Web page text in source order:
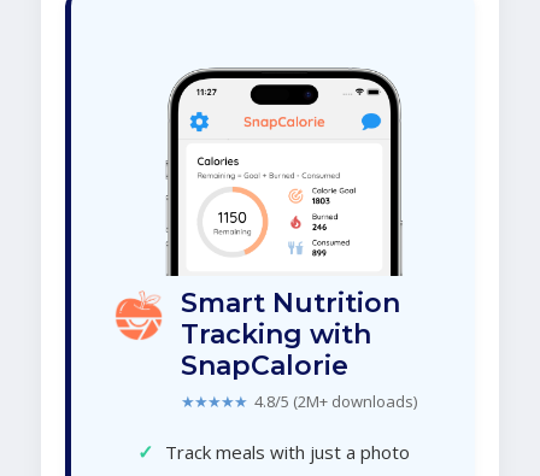
Smart Nutrition
Tracking with
SnapCalorie
★★★★★ 4.8/5 (2M+ downloads)
✓ Track meals with just a photo